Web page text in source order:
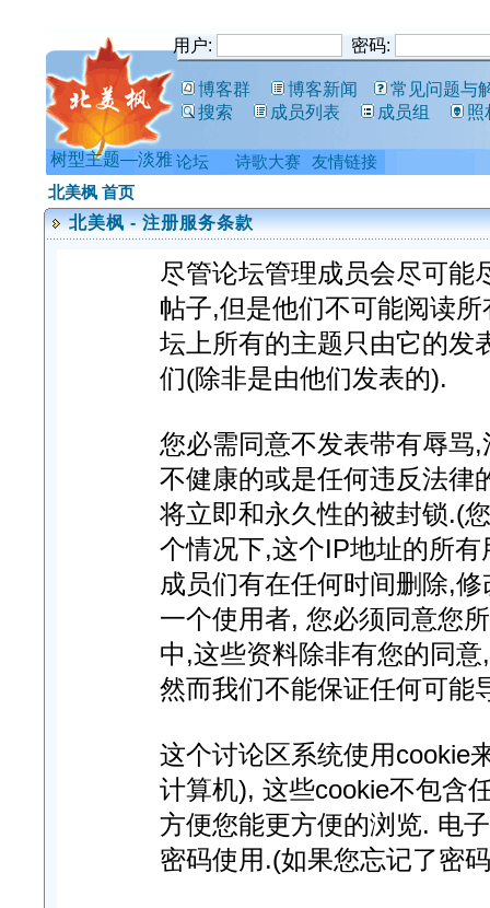
用户: 密码:
博客群 博客新闻
常见问题与
搜索
成员列表 成员组 照
树型主题—淡雅
北美枫 首页
北美枫 - 注册服务条款
尽管论坛管理成员会尽可能
帖子,但是他们不可能阅读
坛上所有的主题只由它的发
们(除非是由他们发表的).
您必需同意不发表带有辱骂
不健康的或是任何违反法律
将立即和永久性的被封锁.(
个情况下,这个IP地址的所
成员们有在任何时间删除,
一个使用者, 您必须同意您
中,这些资料除非有您的同
然而我们不能保证任何可能
这个讨论区系统使用cookie
计算机), 这些cookie不包含
方便您能更方便的浏览. 电
密码使用.(如果您忘记了密
论坛 诗歌大赛 友情链接